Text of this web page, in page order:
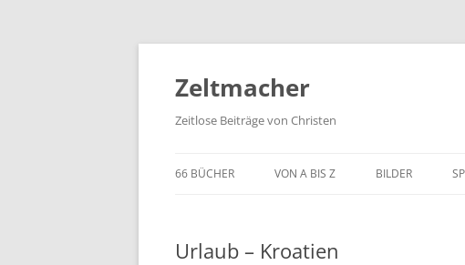
Zum
springen
Zeltmacher
Zeitlose Beiträge von Christen
66 BÜCHER VON A BIS Z BILDER
Urlaub – Kroatien